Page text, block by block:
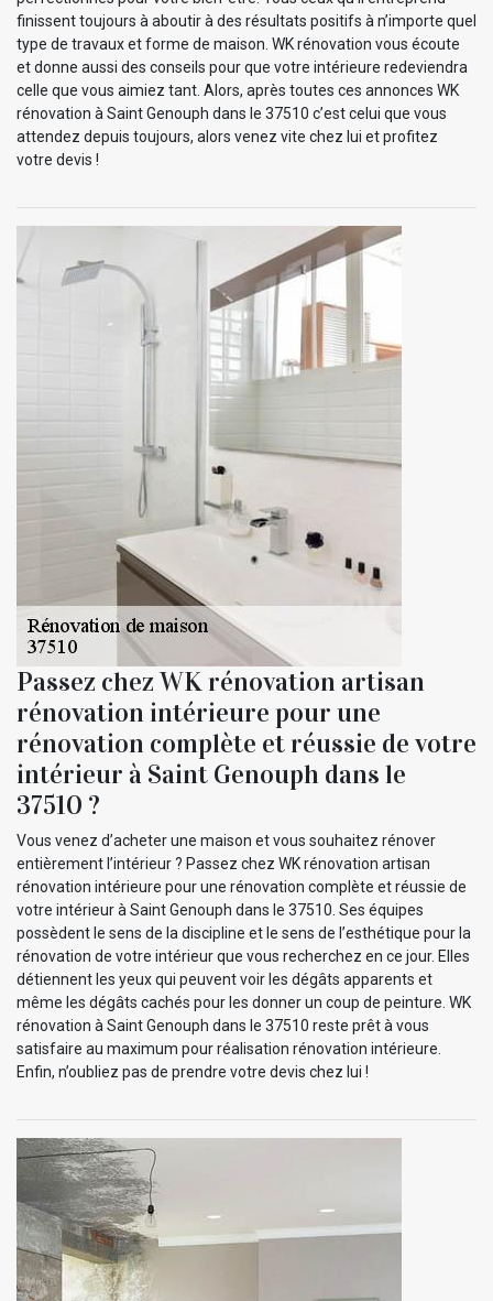
finissent toujours à aboutir à des résultats positifs à n’importe quel
type de travaux et forme de maison. WK rénovation vous écoute
et donne aussi des conseils pour que votre intérieure redeviendra
celle que vous aimiez tant. Alors, après toutes ces annonces WK
rénovation à Saint Genouph dans le 37510 c’est celui que vous
attendez depuis toujours, alors venez vite chez lui et profitez
votre devis !
Passez chez WK rénovation artisan
rénovation intérieure pour une
rénovation complète et réussie de votre
intérieur à Saint Genouph dans le
37510 ?
Vous venez d’acheter une maison et vous souhaitez rénover
entièrement l’intérieur ? Passez chez WK rénovation artisan
rénovation intérieure pour une rénovation complète et réussie de
votre intérieur à Saint Genouph dans le 37510. Ses équipes
possèdent le sens de la discipline et le sens de l’esthétique pour la
rénovation de votre intérieur que vous recherchez en ce jour. Elles
détiennent les yeux qui peuvent voir les dégâts apparents et
même les dégâts cachés pour les donner un coup de peinture. WK
rénovation à Saint Genouph dans le 37510 reste prêt à vous
satisfaire au maximum pour réalisation rénovation intérieure.
Enfin, n’oubliez pas de prendre votre devis chez lui !